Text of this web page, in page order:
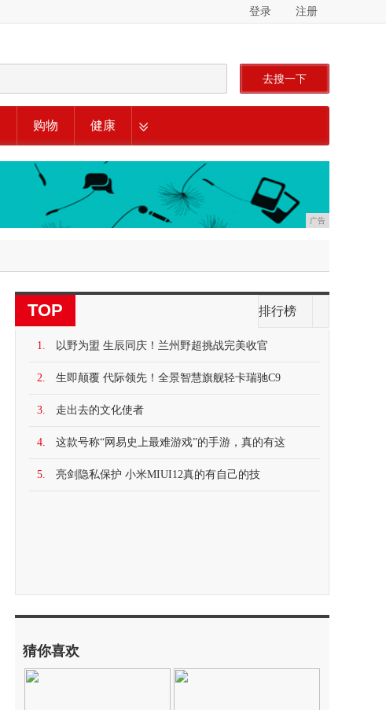
登录 注册
去搜一下
购物 健康
广告
TOP 排行榜
1. 以野为盟 生辰同庆！兰州野超挑战完美收官
2. 生即颠覆 代际领先！全景智慧旗舰轻卡瑞驰C9
3. 走出去的文化使者
4. 这款号称“网易史上最难游戏”的手游，真的有这
5. 亮剑隐私保护 小米MIUI12真的有自己的技
猜你喜欢